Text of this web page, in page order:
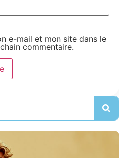
e-mail et mon site dans le
commentaire.